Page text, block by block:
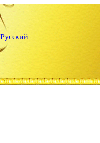
Русский